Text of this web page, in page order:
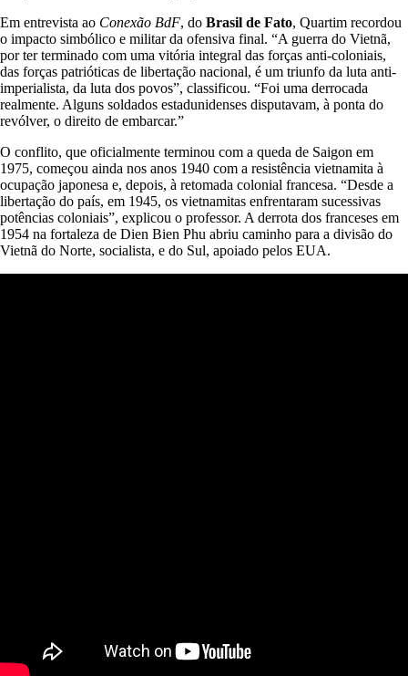
Em entrevista ao Conexão BdF, do Brasil de Fato, Quartim recordou
o impacto simbólico e militar da ofensiva final. “A guerra do Vietnã,
por ter terminado com uma vitória integral das forças anti-coloniais,
das forças patrióticas de libertação nacional, é um triunfo da luta anti-
imperialista, da luta dos povos”, classificou. “Foi uma derrocada
realmente. Alguns soldados estadunidenses disputavam, à ponta do
revólver, o direito de embarcar.”
O conflito, que oficialmente terminou com a queda de Saigon em
1975, começou ainda nos anos 1940 com a resistência vietnamita à
ocupação japonesa e, depois, à retomada colonial francesa. “Desde a
libertação do país, em 1945, os vietnamitas enfrentaram sucessivas
potências coloniais”, explicou o professor. A derrota dos franceses em
1954 na fortaleza de Dien Bien Phu abriu caminho para a divisão do
Vietnã do Norte, socialista, e do Sul, apoiado pelos EUA.